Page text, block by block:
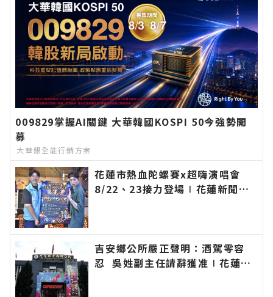
009829掌握AI關鍵 大華韓國KOSPI 50今強勢開
募
大華銀全能行銷方案
花蓮市熱血陀螺賽x超嗨演唱會
8/22、23接力登場∣花蓮新聞網
吉安鄉公所嚴正聲明：酒駕零容
忍 吳姓副主任請辭獲准∣花蓮新